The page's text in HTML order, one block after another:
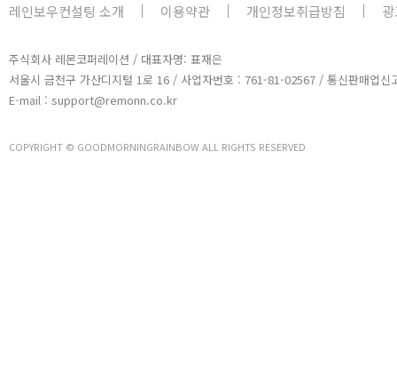
레인보우컨설팅 소개 이용약관 개인정보취급방침
주식회사 레몬코퍼레이션 / 대표자명: 표재은
서울시 금천구 가산디지털 1로 16 / 사업자번호 : 761-81-02567 / 통신판매업
E-mail : support@remonn.co.kr
COPYRIGHT © GOODMORNINGRAINBOW ALL RIGHTS RESERVED